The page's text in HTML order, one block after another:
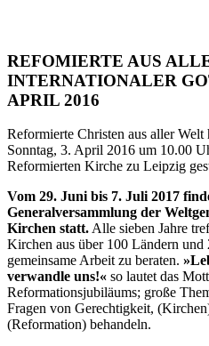
REFOMIERTE AUS
INTERNATIONALER
APRIL 2016
Reformierte Christen aus aller Welt
Sonntag, 3. April 2016 um 10.00
Reformierten Kirche zu Leipzig
Vom 29. Juni bis 7. Juli 2017
Generalversammlung der
Kirchen statt.Alle sieben Jahre
Kirchen aus über 100 Ländern
gemeinsame Arbeit zu beraten.
verwandle uns!« so lautet das
Reformationsjubiläums; große
Fragen von Gerechtigkeit,
(Reformation) behandeln.